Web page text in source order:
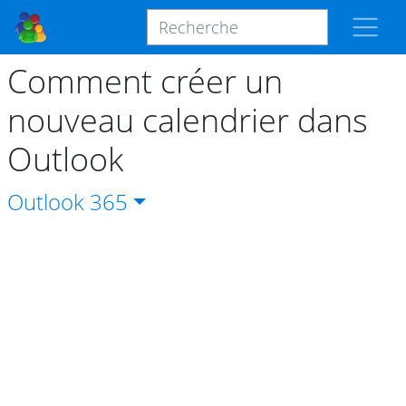
Comment créer un
nouveau calendrier dans
Outlook
Outlook 365